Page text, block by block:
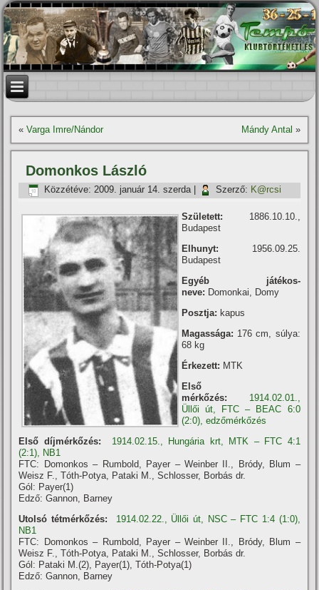
«Varga Imre/Nándor Mándy Antal »
Domonkos László
Közzétéve: 2009. január 14. szerda| Szerző: K@rcsi
Született: 1886.10.10.,
Budapest
Elhunyt: 1956.09.25.
Budapest
Egyéb játékos-
neve: Domonkai, Domy
Posztja: kapus
Magassága: 176 cm, súlya:
68 kg
Érkezett: MTK
Első
mérkőzés:
1914.02.01.,
Üllői út, FTC – BEAC 6:0
(2:0), edzőmérkőzés
Első dí­jmérkőzés:
1914.02.15., Hungária krt, MTK – FTC 4:1
(2:1), NB1
FTC: Domonkos – Rumbold, Payer – Weinber II., Bródy, Blum –
Weisz F., Tóth-Potya, Pataki M., Schlosser, Borbás dr.
Gól: Payer(1)
Edző: Gannon, Barney
Utolsó tétmérkőzés:
1914.02.22., Üllői út, NSC – FTC 1:4 (1:0),
NB1
FTC: Domonkos – Rumbold, Payer – Weinber II., Bródy, Blum –
Weisz F., Tóth-Potya, Pataki M., Schlosser, Borbás dr.
Gól: Pataki M.(2), Payer(1), Tóth-Potya(1)
Edző: Gannon, Barney